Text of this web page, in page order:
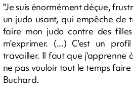
"Je suis énormément déçue,
un judo usant, qui empêche de
faire mon judo contre des
m'exprimer. (...) C'est un
travailler. Il faut que j'apprenne
ne pas vouloir tout le temps
Buchard.